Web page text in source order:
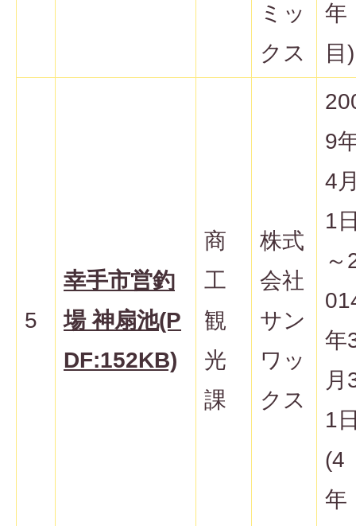
ミッ
クス
年
目)
5
幸手市営釣
場 神扇池(P
DF:152KB)
商
工
観
光
課
株式
会社
サン
ワッ
クス
9
4
1
～
年
月
1
(4
年